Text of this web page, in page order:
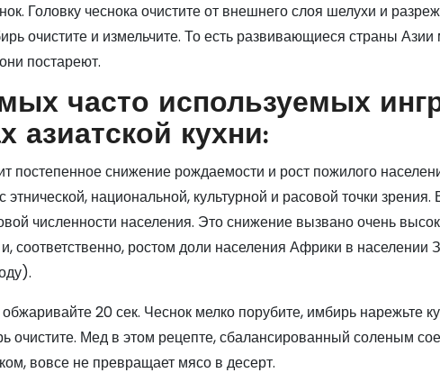
Головку чеснока очистите от внешнего слоя шелухи и
очистите и измельчите. То есть развивающиеся страны Азии
постареют.
часто используемых
азиатской кухни:
постепенное снижение рождаемости и рост пожилого
этнической, национальной, культурной и расовой точки
численности населения. Это снижение вызвано очень
соответственно, ростом доли населения Африки в населении
20 сек. Чеснок мелко порубите, имбирь нарежьте
очистите. Мед в этом рецепте, сбалансированный соленым
вовсе не превращает мясо в десерт.